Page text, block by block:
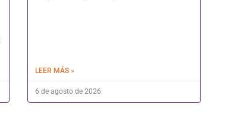
LEER MÁS »
6 de agosto de 2026